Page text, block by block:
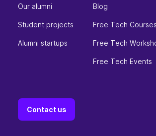
Our alumni
Student projects
Alumni startups
Blog
Free Tech Courses
Free Tech
Free Tech Events
Contact us